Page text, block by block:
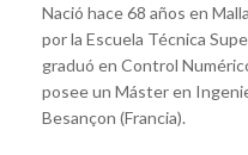
Nació hace 68 años en
por la Escuela Técnica
graduó en Control
posee un Máster en
Besançon (Francia).